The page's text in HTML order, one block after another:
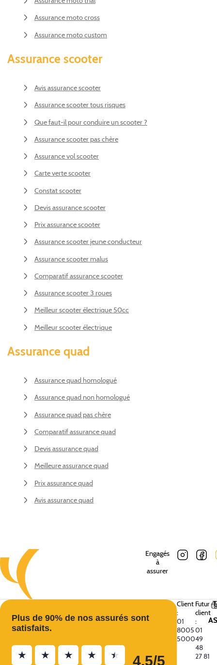
Assurance moto cross
Assurance moto custom
Assurance scooter
Avis assurance scooter
Assurance scooter tous risques
Que faut-il pour conduire un scooter ?
Assurance scooter pas chère
Assurance vol scooter
Carte verte scooter
Constat scooter
Devis assurance scooter
Prix assurance scooter
Assurance scooter jeune conducteur
Assurance scooter malus
Comparatif assurance scooter
Assurance scooter 3 roues
Meilleur scooter électrique 50cc
Meilleur scooter électrique
Assurance quad
Assurance quad homologué
Assurance quad non homologué
Assurance quad pas chère
Comparatif assurance quad
Devis assurance quad
Meilleure assurance quad
Prix assurance quad
Avis assurance quad
Engagés
à
assurer
Plus de 90% de nos assurés sont
satisfaits.
★ ★ ★ ★ ★ 4,5/5
Client
:
01
8005
5000
Futur
client
:
01
49
48
27 81